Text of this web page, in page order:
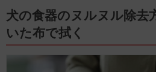
犬の食器のヌルヌル除
いた布で拭く